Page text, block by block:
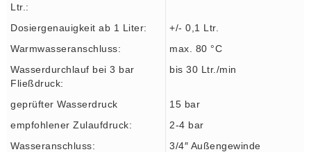
Ltr.:
Dosiergenauigkeit ab 1 Liter:
+/- 0,1 Ltr.
Warmwasseranschluss:
max. 80 °C
Wasserdurchlauf bei 3 bar
Fließdruck:
bis 30 Ltr./min
geprüfter Wasserdruck
15 bar
empfohlener Zulaufdruck:
2-4 bar
Wasseranschluss:
3/4″ Außengewinde